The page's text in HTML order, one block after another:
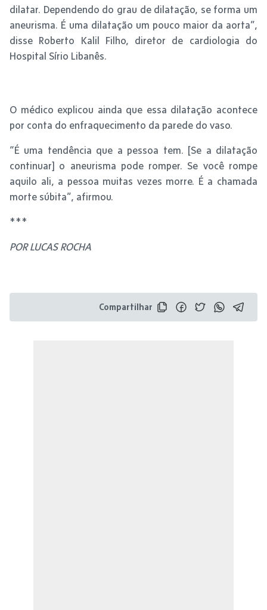
dilatar. Dependendo do grau de dilatação, se forma um
aneurisma. É uma dilatação um pouco maior da aorta”,
disse Roberto Kalil Filho, diretor de cardiologia do
Hospital Sírio Libanês.
O médico explicou ainda que essa dilatação acontece
por conta do enfraquecimento da parede do vaso.
“É uma tendência que a pessoa tem. [Se a dilatação
continuar] o aneurisma pode romper. Se você rompe
aquilo ali, a pessoa muitas vezes morre. É a chamada
morte súbita”, afirmou.
***
POR LUCAS ROCHA
Compartilhar